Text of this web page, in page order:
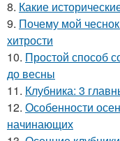
8. Какие
9. Почему мой
хитрости
10. Простой способ
до весны
11. Клубника: 3
12. Особенности
начинающих